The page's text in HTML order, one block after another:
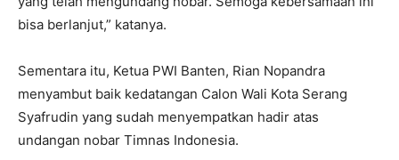
bisa berlanjut,” katanya.
Sementara itu, Ketua PWI Banten, Rian Nopandra
menyambut baik kedatangan Calon Wali Kota Serang
Syafrudin yang sudah menyempatkan hadir atas
undangan nobar Timnas Indonesia.